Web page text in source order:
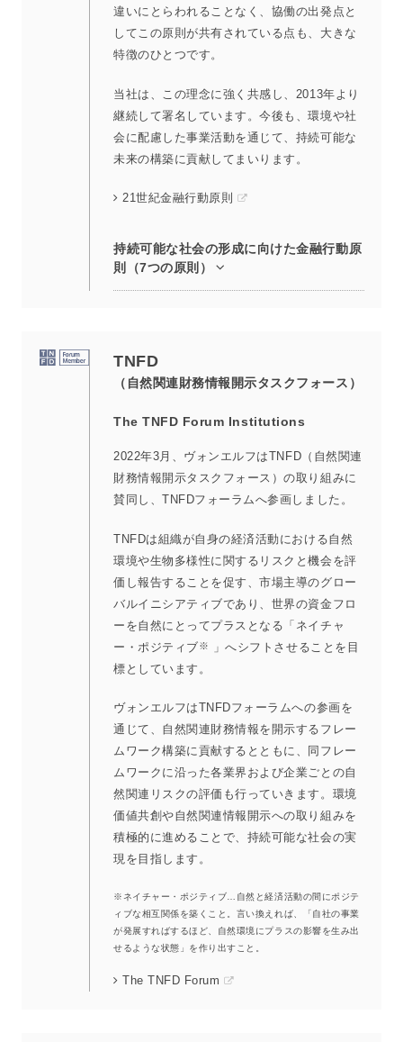
違いにとらわれることなく、協働の出発点と
してこの原則が共有されている点も、大きな
特徴のひとつです。
当社は、この理念に強く共感し、2013年より
継続して署名しています。今後も、環境や社
会に配慮した事業活動を通じて、持続可能な
未来の構築に貢献してまいります。
21世紀金融行動原則
持続可能な社会の形成に向けた金融行動原
則（7つの原則）
TNFD
（自然関連財務情報開示タスクフォース）
The TNFD Forum Institutions
2022年3月、ヴォンエルフはTNFD（自然関連
財務情報開示タスクフォース）の取り組みに
賛同し、TNFDフォーラムへ参画しました。
TNFDは組織が自身の経済活動における自然
環境や生物多様性に関するリスクと機会を評
価し報告することを促す、市場主導のグロー
バルイニシアティブであり、世界の資金フロ
ーを自然にとってプラスとなる「ネイチャ
ー・ポジティブ※
」へシフトさせることを目
標としています。
ヴォンエルフはTNFDフォーラムへの参画を
通じて、自然関連財務情報を開示するフレー
ムワーク構築に貢献するとともに、同フレー
ムワークに沿った各業界および企業ごとの自
然関連リスクの評価も行っていきます。環境
価値共創や自然関連情報開示への取り組みを
積極的に進めることで、持続可能な社会の実
現を目指します。
※ネイチャー・ポジティブ…自然と経済活動の間にポジテ
ィブな相互関係を築くこと。言い換えれば、「自社の事業
が発展すればするほど、自然環境にプラスの影響を生み出
せるような状態」を作り出すこと。
The TNFD Forum